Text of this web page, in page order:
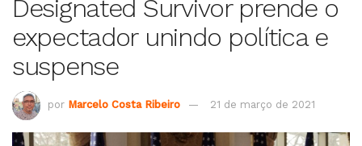
Designated Survivor prende o
expectador unindo política e
suspense
por Marcelo Costa Ribeiro 21 de março de 2021